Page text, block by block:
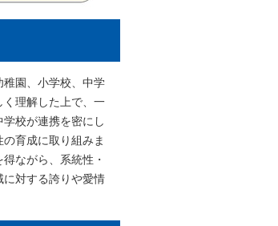
園、小学校、中学
理解した上で、一
校が連携を密にし
育成に取り組みま
ながら、系統性・
対する誇りや愛情